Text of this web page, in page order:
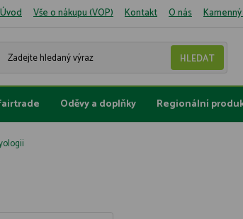
Úvod Vše o nákupu (VOP) Kontakt O nás
Oděvy a doplňky Regionální